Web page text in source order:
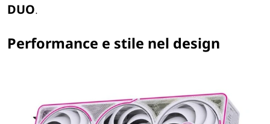
DUO.
Performance e stile nel design